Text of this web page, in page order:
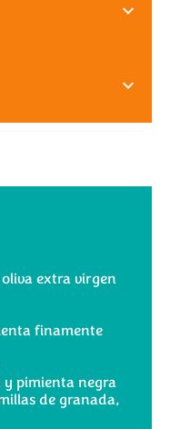
extra virgen
finamente
pimienta negra
de granada,